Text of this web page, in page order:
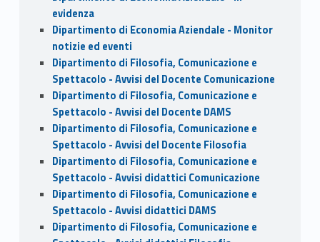
evidenza
Dipartimento di Economia Aziendale - Monitor
notizie ed eventi
Dipartimento di Filosofia, Comunicazione e
Spettacolo - Avvisi del Docente Comunicazione
Dipartimento di Filosofia, Comunicazione e
Spettacolo - Avvisi del Docente DAMS
Dipartimento di Filosofia, Comunicazione e
Spettacolo - Avvisi del Docente Filosofia
Dipartimento di Filosofia, Comunicazione e
Spettacolo - Avvisi didattici Comunicazione
Dipartimento di Filosofia, Comunicazione e
Spettacolo - Avvisi didattici DAMS
Dipartimento di Filosofia, Comunicazione e